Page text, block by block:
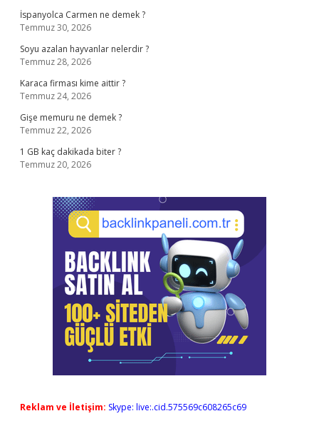
İspanyolca Carmen ne demek ?
Temmuz 30, 2026
Soyu azalan hayvanlar nelerdir ?
Temmuz 28, 2026
Karaca firması kime aittir ?
Temmuz 24, 2026
Gişe memuru ne demek ?
Temmuz 22, 2026
1 GB kaç dakikada biter ?
Temmuz 20, 2026
Reklam ve İletişim: Skype: live:.cid.575569c608265c69